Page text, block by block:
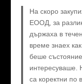
На скоро
ЕООД, за
държаха в
време знаех
беше
интересуваше.
са коректни по